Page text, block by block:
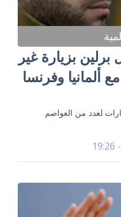
بزيارة غير
ألمانيا وفرنسا
لعدد من العواصم